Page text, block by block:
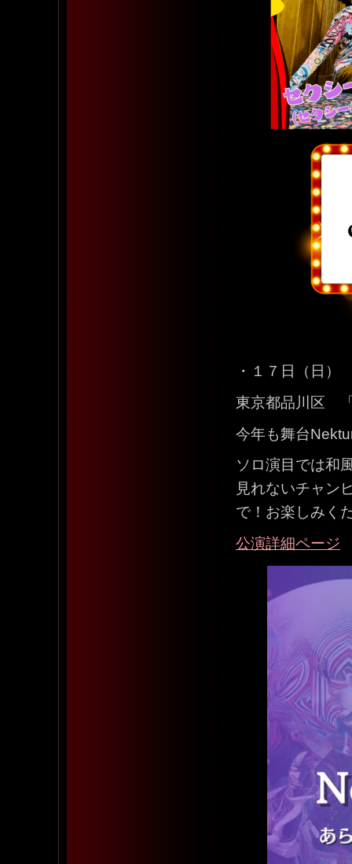
・１７日（日）
東京都品川区
今年も舞台
ソロ演目では和
見れないチャン
で！お楽しみく
公演詳細ページ